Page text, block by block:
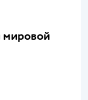
мировой